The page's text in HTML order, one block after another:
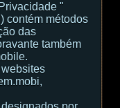
"
contém métodos
das
também